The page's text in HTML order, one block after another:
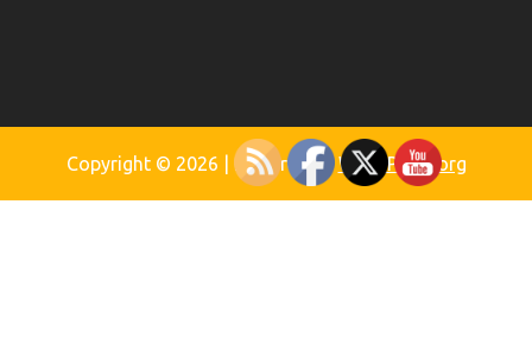
Copyright © 2026 | Powered byWordPress.org